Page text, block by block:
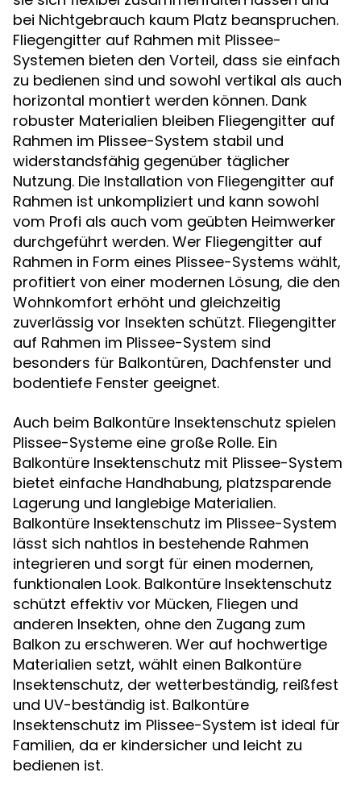
bei Nichtgebrauch kaum Platz beanspruchen.
Fliegengitter auf Rahmen mit Plissee-
Systemen bieten den Vorteil, dass sie einfach
zu bedienen sind und sowohl vertikal als auch
horizontal montiert werden können. Dank
robuster Materialien bleiben Fliegengitter auf
Rahmen im Plissee-System stabil und
widerstandsfähig gegenüber täglicher
Nutzung. Die Installation von Fliegengitter auf
Rahmen ist unkompliziert und kann sowohl
vom Profi als auch vom geübten Heimwerker
durchgeführt werden. Wer Fliegengitter auf
Rahmen in Form eines Plissee-Systems wählt,
profitiert von einer modernen Lösung, die den
Wohnkomfort erhöht und gleichzeitig
zuverlässig vor Insekten schützt. Fliegengitter
auf Rahmen im Plissee-System sind
besonders für Balkontüren, Dachfenster und
bodentiefe Fenster geeignet.
Auch beim Balkontüre Insektenschutz spielen
Plissee-Systeme eine große Rolle. Ein
Balkontüre Insektenschutz mit Plissee-System
bietet einfache Handhabung, platzsparende
Lagerung und langlebige Materialien.
Balkontüre Insektenschutz im Plissee-System
lässt sich nahtlos in bestehende Rahmen
integrieren und sorgt für einen modernen,
funktionalen Look. Balkontüre Insektenschutz
schützt effektiv vor Mücken, Fliegen und
anderen Insekten, ohne den Zugang zum
Balkon zu erschweren. Wer auf hochwertige
Materialien setzt, wählt einen Balkontüre
Insektenschutz, der wetterbeständig, reißfest
und UV-beständig ist. Balkontüre
Insektenschutz im Plissee-System ist ideal für
Familien, da er kindersicher und leicht zu
bedienen ist.